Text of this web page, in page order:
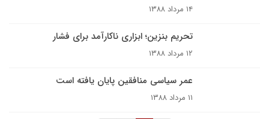
۱۴ مرداد ۱۳۸۸
تحریم بنزین؛ ابزاری ناکارآمد برای فشار
۱۲ مرداد ۱۳۸۸
عمر سياسى منافقين پايان يافته است
۱۱ مرداد ۱۳۸۸